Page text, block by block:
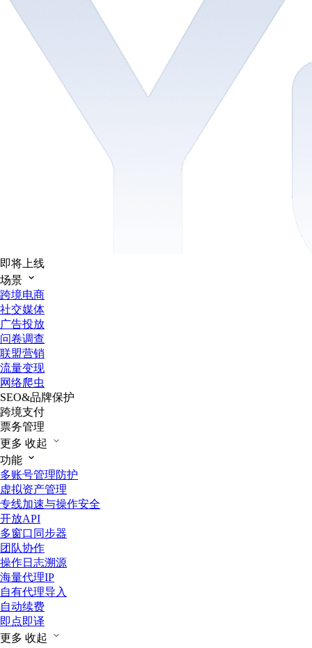
即将上线
场景
跨境电商
社交媒体
广告投放
问卷调查
联盟营销
流量变现
网络爬虫
SEO&品牌保护
跨境支付
票务管理
更多 收起
功能
多账号管理防护
虚拟资产管理
专线加速与操作安全
开放API
多窗口同步器
团队协作
操作日志溯源
海量代理IP
自有代理导入
自动续费
即点即译
更多 收起